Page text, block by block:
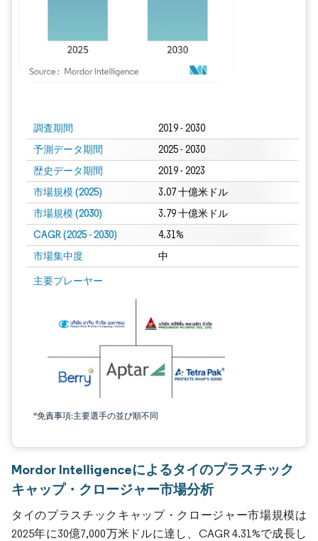
調査期間 2019 - 2030
予測データ期間 2025 - 2030
歴史データ期間 2019 - 2023
市場規模 (2025) 3.07 十億米ドル
市場規模 (2030) 3.79 十億米ドル
CAGR (2025 - 2030) 4.31%
市場集中度 中
主要プレーヤー
*免責事項:主要選手の並び順不同
Mordor Intelligenceによるタイのプラスチック
キャップ・クロージャー市場分析
タイのプラスチックキャップ・クロージャー市場規模は
2025年に30億7,000万米ドルに達し、CAGR 4.31%で成長し